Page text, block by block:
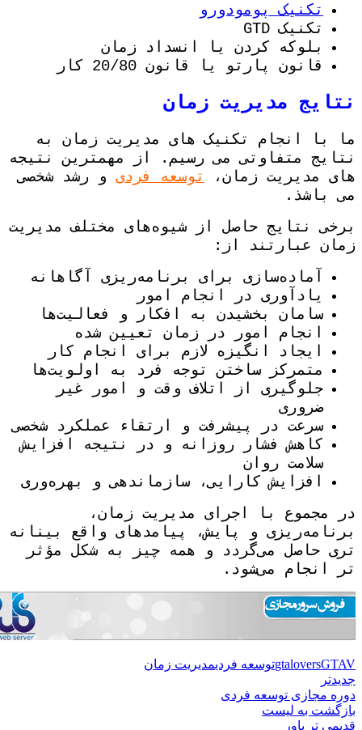
تکنیک پومودورو
تکنیک GTD
بلوکه کردن یا انسداد زمان
قانون پارتو یا قانون 20/80 کار
نتایج مدیریت زمان
ما با انجام تکنیک های مدیریت زمان به
نتایج متفاوتی می رسیم. از مهمترین نتیجه
های مدیریت زمان،
توسعه فردی و رشد شخصی
می باشذ.
برخی نتایج حاصل از شیوه‌های مختلف مدیریت
زمان عبارتند از:
آماده‌سازی برای برنامه‌ریزی آگاهانه
یادآوری در انجام امور
سامان بخشیدن به افکار و فعالیت‌ها
انجام امور در زمان تعیین شده
ایجاد انگیزه لازم برای انجام کار
متمرکز ساختن توجه فرد به اولویت‌ها
جلوگیری از اتلاف وقت و امور غیر
ضروری
سرعت در پیشرفت و ارتقاء عملکرد شخصی
کاهش فشار روزانه و در نتیجه افزایش
سلامت روان
افزایش کارایی، سازماندهی و بهره‌وری
در مجموع با اجرای مدیریت زمان،
برنامه‌ریزی و پایش، پیامدهای واقع بینانه
تری حاصل می‌گردد و همه چیز به شکل مؤثر
تر انجام می‌شود.
gtaloversGTAV توسعه فردیمدیریت زمان
جدیدتر
دوره مجازی توسعه فردی
بازگشت به لیست
قدیمی تر باور